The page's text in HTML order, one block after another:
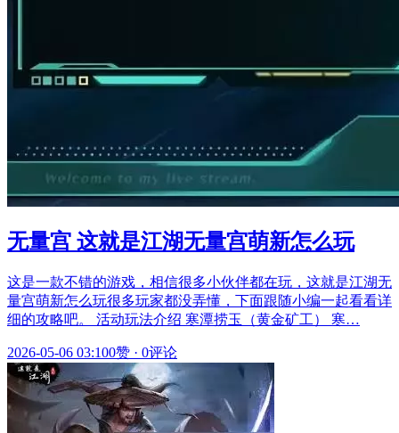
无量宫 这就是江湖无量宫萌新怎么玩
这是一款不错的游戏，相信很多小伙伴都在玩，这就是江湖无
量宫萌新怎么玩很多玩家都没弄懂，下面跟随小编一起看看详
细的攻略吧。 活动玩法介绍 寒潭捞玉（黄金矿工） 寒…
2026-05-06 03:100赞 · 0评论